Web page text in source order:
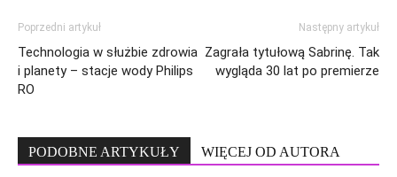
Poprzedni artykuł
Technologia w służbie zdrowia
i planety – stacje wody Philips
RO
Następny artykuł
Zagrała tytułową Sabrinę. Tak
wygląda 30 lat po premierze
PODOBNE ARTYKUŁY WIĘCEJ OD AUTORA